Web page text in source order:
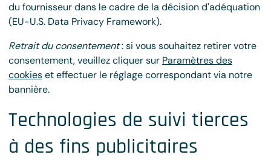
du fournisseur dans le cadre de la décision d'adéquation
(EU-U.S. Data Privacy Framework).
Retrait du consentement: si vous souhaitez retirer votre
consentement, veuillez cliquer sur Paramètres des
cookieset effectuer le réglage correspondant via notre
bannière.
Technologies de suivi tierces
à des fins publicitaires